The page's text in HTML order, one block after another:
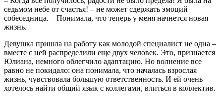
седьмом небе от счастья! – не может сдержать эмоций
собеседница. – Понимала, что теперь у меня начнется новая
жизнь.
Девушка пришла на работу как молодой специалист не одна –
вместе с ней распределили еще двух человек. Это, признается
Юлиана, немного облегчило адаптацию. Но волнение все
равно не покидало: она понимала, что началась взрослая
жизнь, чувствовала большую ответственность. И ей очень
хотелось найти общий язык с коллегами, влиться в коллектив.